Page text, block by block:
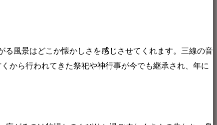
風景はどこか懐かしさを感じさせてくれます。三線の音
から行われてきた祭祀や神行事が今でも継承され、年に